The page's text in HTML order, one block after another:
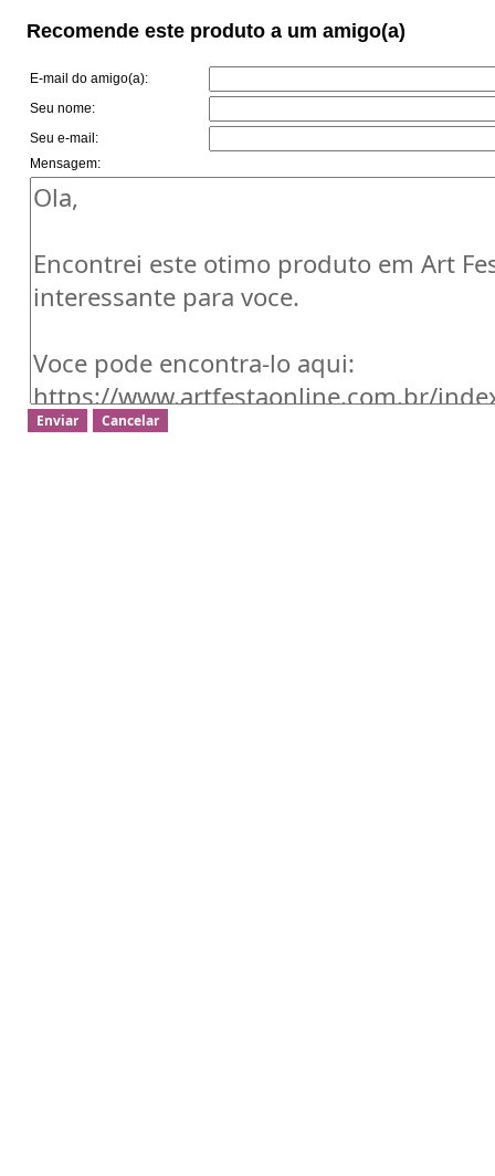
Recomende este produto a um amigo(a)
E-mail do amigo(a):
Seu nome:
Seu e-mail:
Mensagem: